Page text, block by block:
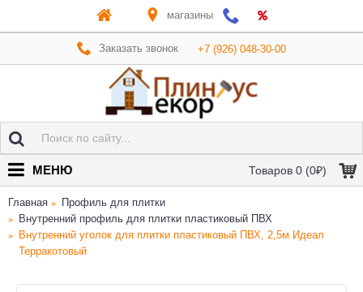
магазины
Заказать звонок +7 (926) 048-30-00
Товаров 0 (0₽)
МЕНЮ
Главная
Профиль для плитки
Внутренний профиль для плитки пластиковый ПВХ
Внутренний уголок для плитки пластиковый ПВХ, 2,5м Идеал
Терракотовый